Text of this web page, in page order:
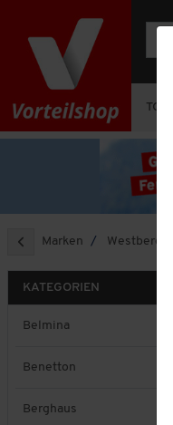
Marken Westberg
KATEGORIEN
Belmina
Benetton
Berghaus